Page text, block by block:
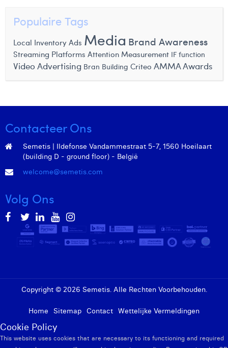
Lore Fierens
Lotte Vranckx
Louis Nassogne
Manon Houppertz
Margaux Marien
Margaux Snakkers
Mathias Segers
Ninon Chevalier
Olivia Lohest
Sven Bosschem
Thomas Kurevic
Thomas Riis
Populaire Tags
Local Inventory Ads Media Brand Awareness
Streaming Platforms Attention Measurement IF function
Video Advertising Bran Building Criteo AMMA Awards
Contacteer Ons
Semetis | Ildefonse Vandammestraat 5-7, 1560 Hoeilaart
(building D - ground floor) - België
welcome@semetis.com
Volg Ons
Copyright © 2026 Semetis. Alle Rechten Voorbehouden.
Home Sitemap Contact Wettelijke Vermeldingen
Cookie Policy
This website uses cookies that are necessary to its functioning and required